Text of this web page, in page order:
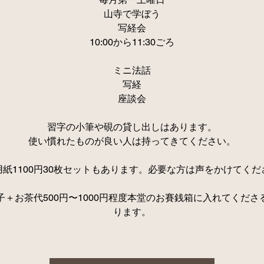
山寺で学ぼう
写経会
10:00から11:30ごろ
ミニ法話
写経
座談会
習字の小筆や硯の貸し出しはあります。
使い慣れたものが良い人は持ってきてください。
紙1100円30枚セットもあります。必要な方は声をかけてくだ
＋お茶代500円〜1000円程度本堂のお賽銭箱に入れてくださ
ります。